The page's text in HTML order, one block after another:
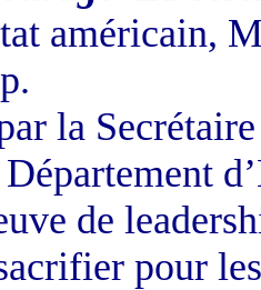
américain,
la
de
pour